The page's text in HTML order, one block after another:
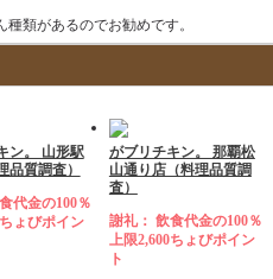
類があるのでお勧めです。
ン。 山形駅
品質調査）
代金の100％
ちょびポイン
がブリチキン。 那覇松
山通り店（料理品質調
査）
謝礼： 飲食代金の100％
上限2,600ちょびポイン
ト